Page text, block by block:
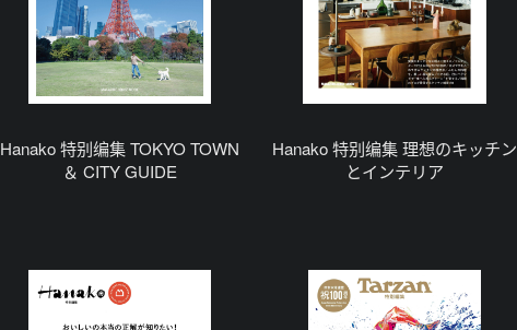
Hanako 特别编集 TOKYO TOWN
＆ CITY GUIDE
Hanako 特别编集 理想のキッチン
とインテリア